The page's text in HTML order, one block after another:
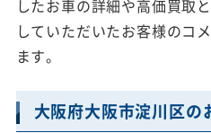
したお車の詳細や高価買取
していただいたお客様のコ
ます。
大阪府大阪市淀川区の